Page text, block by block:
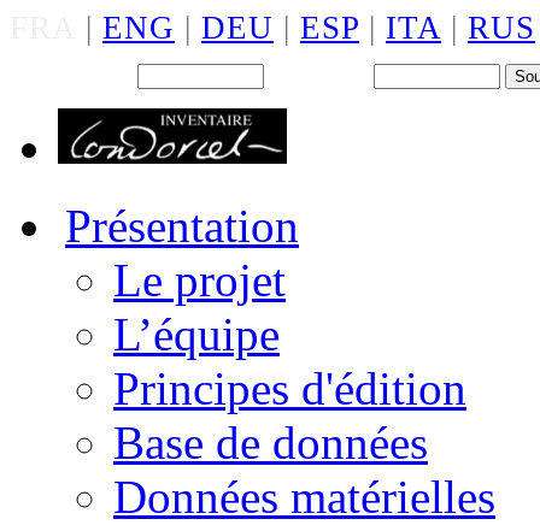
| ENG | DEU | ESP | ITA | RUS
Présentation
Le projet
L’équipe
Principes d'édition
Base de données
Données matérielles